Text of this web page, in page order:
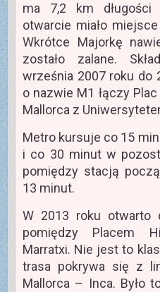
ma 7,2 km
otwarcie miało
Wkrótce Majorkę
zostało zalane.
września 2007 roku do
o nazwie M1 łączy
Mallorca z
Metro kursuje co 15
i co 30 minut w
pomiędzy stacją
13 minut.
W 2013 roku otwarto
pomiędzy Placem
Marratxi. Nie jest to
trasa pokrywa się z
Mallorca – Inca. Było